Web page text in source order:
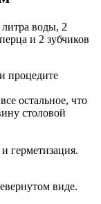
литра воды, 2
и 2 зубчиков
процедите
остальное, что
столовой
герметизация.
виде.